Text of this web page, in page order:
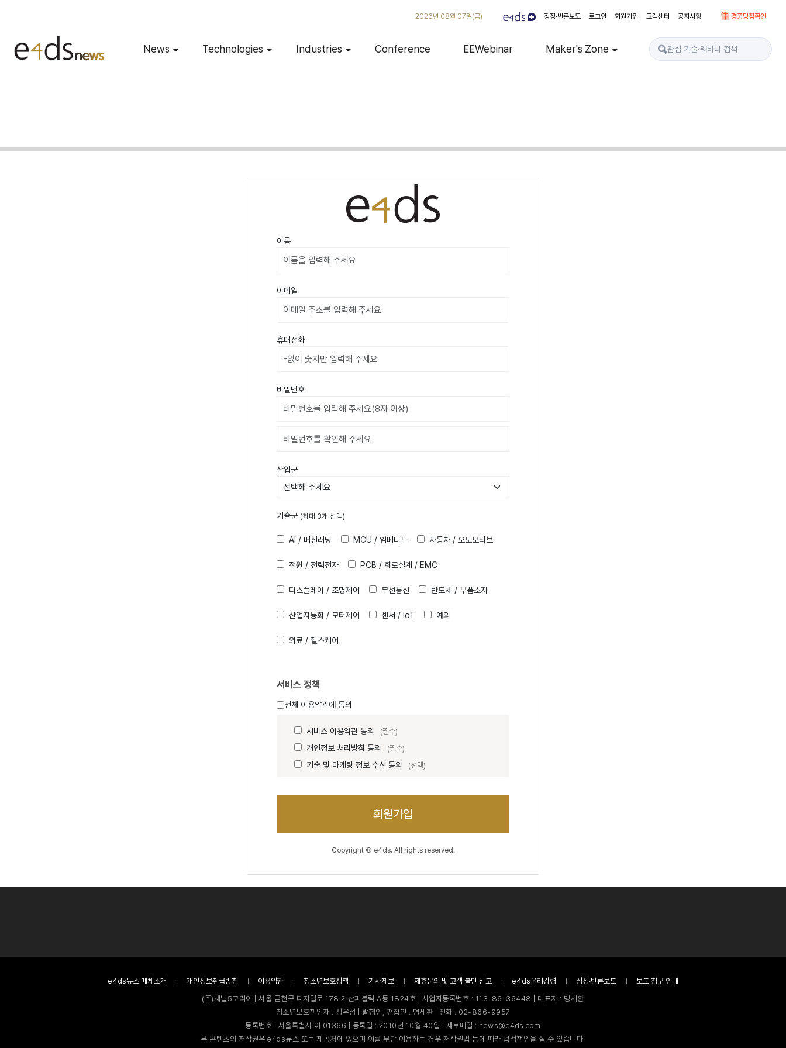
2026년 08월 07일(금) 정정·반론보도 로그인 회원가입 고객센터 공지사항 경품당첨확인
News Technologies Industries Conference EEWebinar Maker's Zone
이름
이메일
휴대전화
비밀번호
비밀번호확인
산업군
기술군 (최대 3개 선택)
AI / 머신러닝 MCU / 임베디드 자동차 / 오토모티브
전원 / 전력전자 PCB / 회로설계 / EMC
디스플레이 / 조명제어 무선통신 반도체 / 부품소자
산업자동화 / 모터제어 센서 / IoT 예외
의료 / 헬스케어
서비스 정책
전체 이용약관에 동의
서비스 이용약관 동의 (필수)
개인정보 처리방침 동의 (필수)
기술 및 마케팅 정보 수신 동의 (선택)
회원가입
Copyright © e4ds. All rights reserved.
e4ds뉴스 매체소개 개인정보취급방침 이용약관 청소년보호정책 기사제보 제휴문의 및 고객 불만 신고 e4ds윤리강령 정정·반론보도
보도 청구 안내
(주)채널5코리아 | 서울 금천구 디지털로 178 가산퍼블릭 A동 1824호 | 사업자등록번호 : 113-86-36448 | 대표자 : 명세환
청소년보호책임자 : 장은성 | 발행인, 편집인 : 명세환 | 전화 : 02-866-9957
등록번호 : 서울특별시 아 01366 | 등록일 : 2010년 10월 40일 | 제보메일 : news@e4ds.com
본 콘텐츠의 저작권은 e4ds뉴스 또는 제공처에 있으며 이를 무단 이용하는 경우 저작권법 등에 따라 법적책임을 질 수 있습니다.